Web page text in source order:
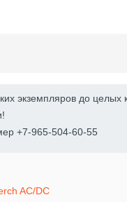
до целых
+7-965-504-60-55
AC/DC